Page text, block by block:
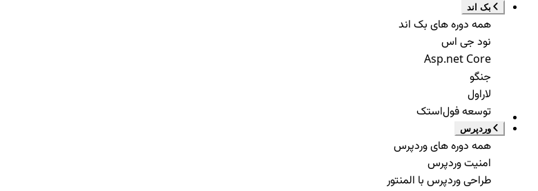
بک اند
همه دوره های بک اند
نود جی اس
Asp.net Core
جنگو
لاراول
توسعه فول‌استک
وردپرس
همه دوره های وردپرس
امنیت وردپرس
طراحی وردپرس با المنتور